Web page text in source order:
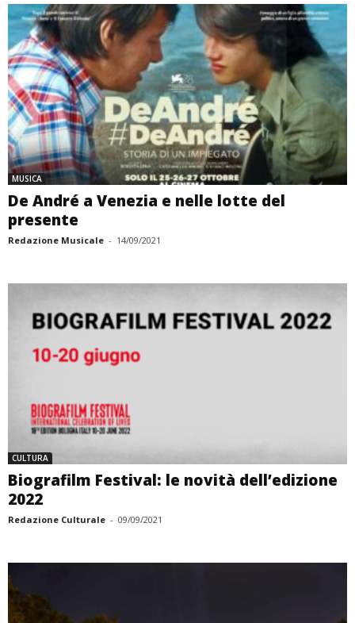
MUSICA
De André a Venezia e nelle lotte del
presente
Redazione Musicale - 14/09/2021
CULTURA
Biografilm Festival: le novità dell’edizione
2022
Redazione Culturale - 09/09/2021